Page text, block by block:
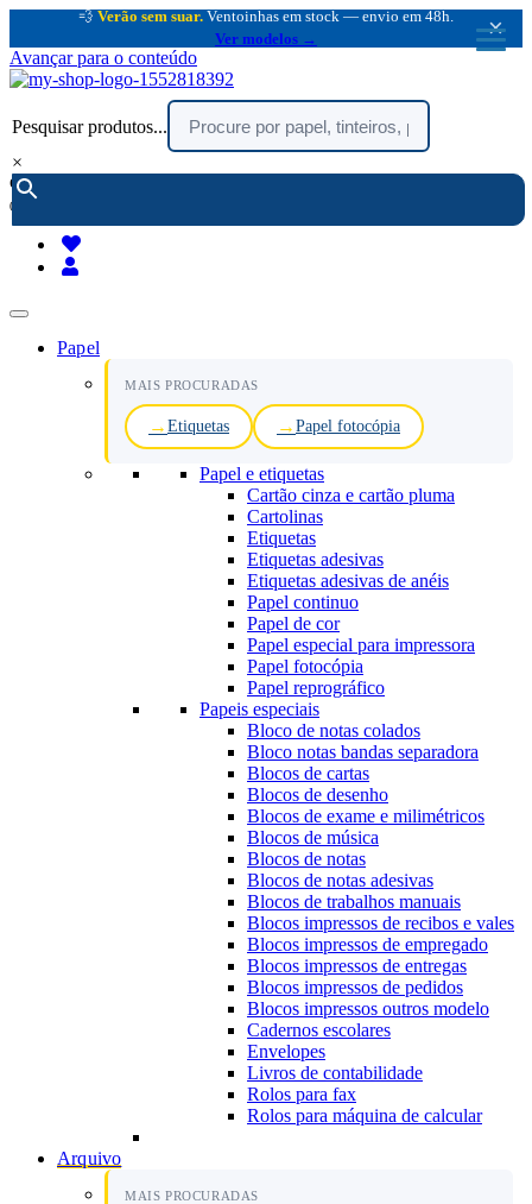
💨 Verão sem suar. Ventoinhas em stock — envio em 48h.
Ver modelos →
×
Avançar para o conteúdo
Pesquisar produtos...
×
encomendar por telefone :
(chamada rede fixa nacional)
Papel
MAIS PROCURADAS
Etiquetas Papel fotocópia
Papel e etiquetas
Cartão cinza e cartão pluma
Cartolinas
Etiquetas
Etiquetas adesivas
Etiquetas adesivas de anéis
Papel continuo
Papel de cor
Papel especial para impressora
Papel fotocópia
Papel reprográfico
Papeis especiais
Bloco de notas colados
Bloco notas bandas separadora
Blocos de cartas
Blocos de desenho
Blocos de exame e milimétricos
Blocos de música
Blocos de notas
Blocos de notas adesivas
Blocos de trabalhos manuais
Blocos impressos de recibos e vales
Blocos impressos de empregado
Blocos impressos de entregas
Blocos impressos de pedidos
Blocos impressos outros modelo
Cadernos escolares
Envelopes
Livros de contabilidade
Rolos para fax
Rolos para máquina de calcular
Arquivo
MAIS PROCURADAS